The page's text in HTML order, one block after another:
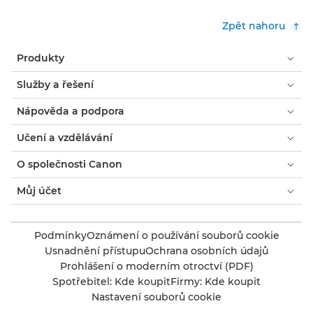
Zpět nahoru
Produkty
Služby a řešení
Nápověda a podpora
Učení a vzdělávání
O společnosti Canon
Můj účet
PodmínkyOznámení o používání souborů cookie
Usnadnění přístupuOchrana osobních údajů
Prohlášení o moderním otroctví (PDF)
Spotřebitel: Kde koupitFirmy: Kde koupit
Nastavení souborů cookie